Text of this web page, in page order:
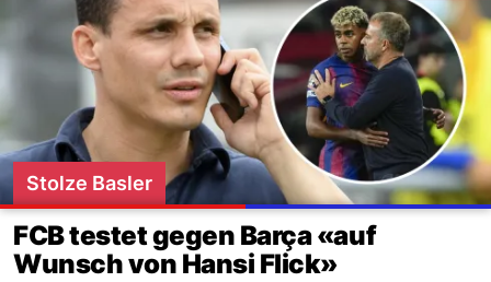
Stolze Basler
FCB testet gegen Barça «auf
Wunsch von Hansi Flick»